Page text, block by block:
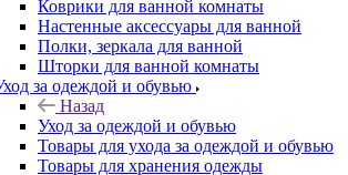
Коврики для ванной комнаты
Настенные аксессуары для ванной
Полки, зеркала для ванной
Шторки для ванной комнаты
за одеждой и обувью
Назад
Уход за одеждой и обувью
Товары для ухода за одеждой и обувью
Товары для хранения одежды